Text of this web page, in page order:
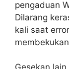
pengaduan
Dilarang
kali saat